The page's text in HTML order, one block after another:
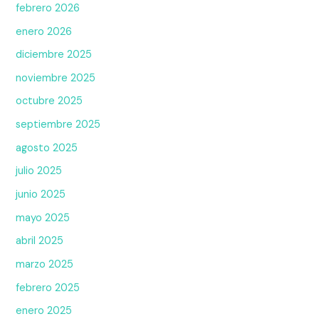
febrero 2026
enero 2026
diciembre 2025
noviembre 2025
octubre 2025
septiembre 2025
agosto 2025
julio 2025
junio 2025
mayo 2025
abril 2025
marzo 2025
febrero 2025
enero 2025